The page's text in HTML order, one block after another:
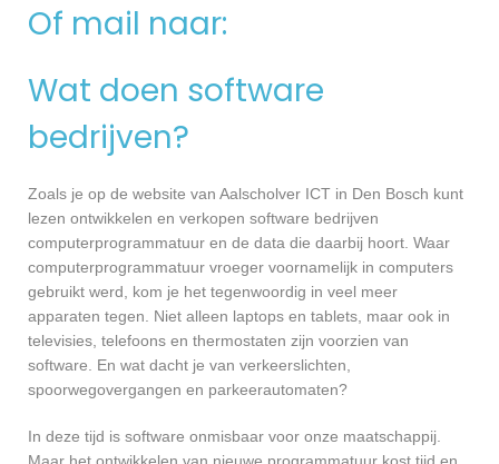
Of mail naar:
Wat doen software
bedrijven?
Zoals je op de website van Aalscholver ICT in Den Bosch kunt
lezen ontwikkelen en verkopen software bedrijven
computerprogrammatuur en de data die daarbij hoort. Waar
computerprogrammatuur vroeger voornamelijk in computers
gebruikt werd, kom je het tegenwoordig in veel meer
apparaten tegen. Niet alleen laptops en tablets, maar ook in
televisies, telefoons en thermostaten zijn voorzien van
software. En wat dacht je van verkeerslichten,
spoorwegovergangen en parkeerautomaten?
In deze tijd is software onmisbaar voor onze maatschappij.